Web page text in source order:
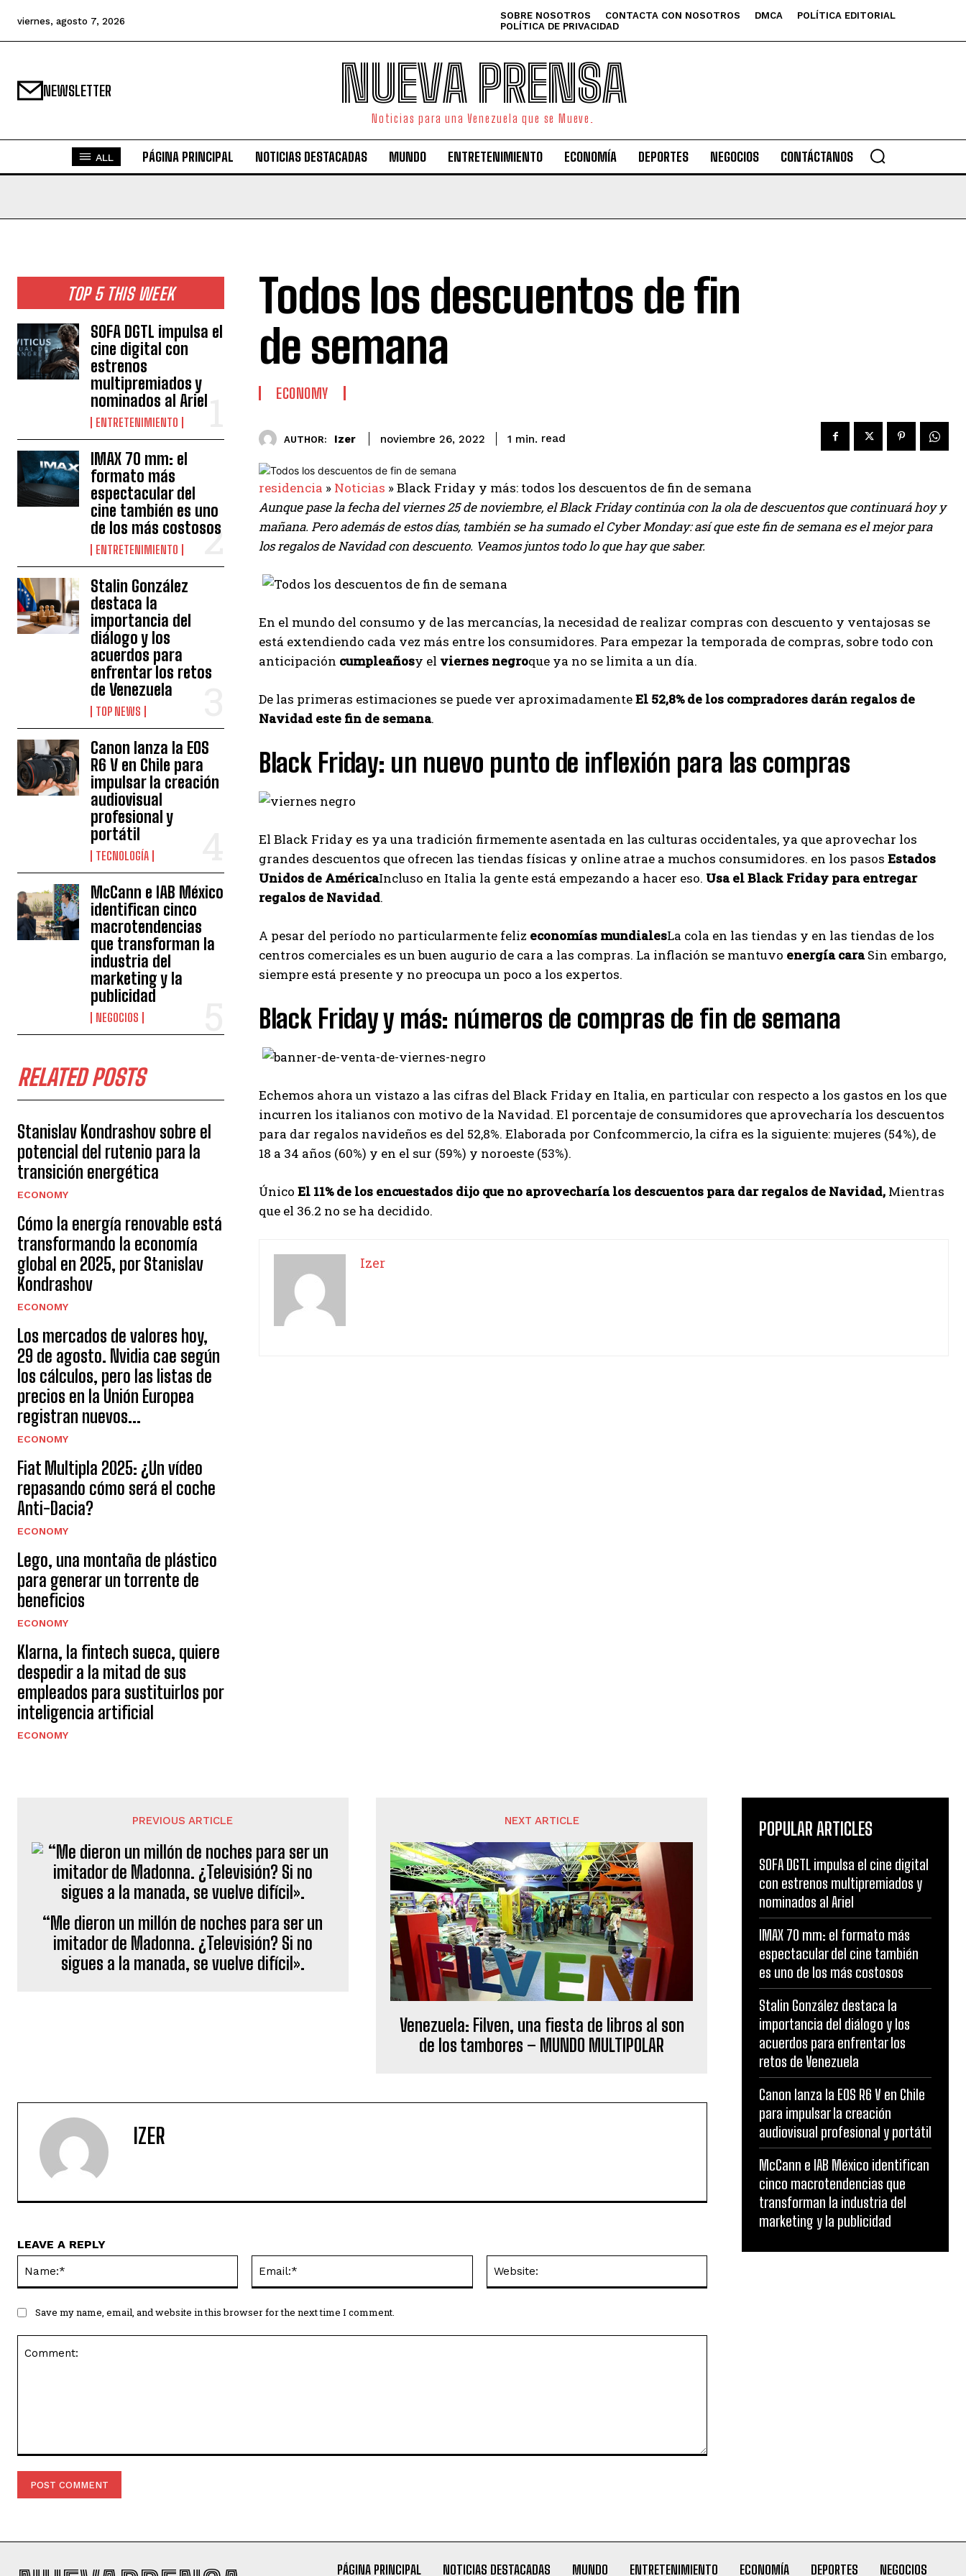
I WANT IN
I've read and accept the
viernes, agosto 7, 2026 SOBRE NOSOTROS CONTACTA CON NOSOTROS DMCA
POLÍTICA EDITORIAL
POLÍTICA DE PRIVACIDAD
NEWSLETTER NUEVA PRENSA
Noticias para una Venezuela que se Mueve.
ALL PÁGINA PRINCIPAL NOTICIAS DESTACADAS MUNDO ENTRETENIMIENTO ECONOMÍA DEPORTES NEGOCIOS CONTÁCTANOS
TOP 5 THIS WEEK
SOFA DGTL impulsa el
cine digital con
estrenos
multipremiados y
nominados al Ariel
ENTRETENIMIENTO
IMAX 70 mm: el
formato más
espectacular del
cine también es uno
de los más costosos
ENTRETENIMIENTO
Stalin González
destaca la
importancia del
diálogo y los
acuerdos para
enfrentar los retos
de Venezuela
TOP NEWS
Canon lanza la EOS
R6 V en Chile para
impulsar la creación
audiovisual
profesional y
portátil
TECNOLOGÍA
McCann e IAB México
identifican cinco
macrotendencias
que transforman la
industria del
marketing y la
publicidad
NEGOCIOS
RELATED POSTS
Stanislav Kondrashov sobre el
potencial del rutenio para la
transición energética
ECONOMY
Cómo la energía renovable está
transformando la economía
global en 2025, por Stanislav
Kondrashov
ECONOMY
Los mercados de valores hoy,
29 de agosto. Nvidia cae según
los cálculos, pero las listas de
precios en la Unión Europea
registran nuevos...
ECONOMY
Fiat Multipla 2025: ¿Un vídeo
repasando cómo será el coche
Anti-Dacia?
ECONOMY
Lego, una montaña de plástico
para generar un torrente de
beneficios
ECONOMY
Klarna, la fintech sueca, quiere
despedir a la mitad de sus
empleados para sustituirlos por
inteligencia artificial
ECONOMY
Todos los descuentos de fin
de semana
ECONOMY
AUTHOR: Izer noviembre 26, 2022 1 min. read
residencia » Noticias »Black Friday y más: todos los descuentos de fin de semana
Aunque pase la fecha del viernes 25 de noviembre, el Black Friday continúa con la ola de descuentos que continuará hoy y
mañana. Pero además de estos días, también se ha sumado el Cyber ​​Monday: así que este fin de semana es el mejor para
los regalos de Navidad con descuento. Veamos juntos todo lo que hay que saber.
En el mundo del consumo y de las mercancías, la necesidad de realizar compras con descuento y ventajosas se
está extendiendo cada vez más entre los consumidores. Para empezar la temporada de compras, sobre todo con
anticipación cumpleañosy el viernes negroque ya no se limita a un día.
De las primeras estimaciones se puede ver aproximadamenteEl 52,8% de los compradores darán regalos de
Navidad este fin de semana.
Black Friday: un nuevo punto de inflexión para las compras
El Black Friday es ya una tradición firmemente asentada en las culturas occidentales, ya que aprovechar los
grandes descuentos que ofrecen las tiendas físicas y online atrae a muchos consumidores. en los pasos Estados
Unidos de AméricaIncluso en Italia la gente está empezando a hacer eso. Usa el Black Friday para entregar
regalos de Navidad.
A pesar del período no particularmente feliz economías mundialesLa cola en las tiendas y en las tiendas de los
centros comerciales es un buen augurio de cara a las compras. La inflación se mantuvo energía caraSin embargo,
siempre está presente y no preocupa un poco a los expertos.
Black Friday y más: números de compras de fin de semana
Echemos ahora un vistazo a las cifras del Black Friday en Italia, en particular con respecto a los gastos en los que
incurren los italianos con motivo de la Navidad. El porcentaje de consumidores que aprovecharía los descuentos
para dar regalos navideños es del 52,8%. Elaborada por Confcommercio, la cifra es la siguiente: mujeres (54%), de
18 a 34 años (60%) y en el sur (59%) y noroeste (53%).
Único El 11% de los encuestados dijo que no aprovecharía los descuentos para dar regalos de Navidad, Mientras
que el 36.2 no se ha decidido.
Izer
PREVIOUS ARTICLE
“Me dieron un millón de noches para ser un
imitador de Madonna. ¿Televisión? Si no
sigues a la manada, se vuelve difícil».
NEXT ARTICLE
Venezuela: Filven, una fiesta de libros al son
de los tambores – MUNDO MULTIPOLAR
IZER
LEAVE A REPLY
Save my name, email, and website in this browser for the next time I comment.
POPULAR ARTICLES
SOFA DGTL impulsa el cine digital
con estrenos multipremiados y
nominados al Ariel
IMAX 70 mm: el formato más
espectacular del cine también
es uno de los más costosos
Stalin González destaca la
importancia del diálogo y los
acuerdos para enfrentar los
retos de Venezuela
Canon lanza la EOS R6 V en Chile
para impulsar la creación
audiovisual profesional y portátil
McCann e IAB México identifican
cinco macrotendencias que
transforman la industria del
marketing y la publicidad
PÁGINA PRINCIPAL NOTICIAS DESTACADAS MUNDO ENTRETENIMIENTO ECONOMÍA DEPORTES NEGOCIOS